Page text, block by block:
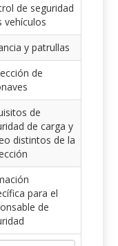
de seguridad
vehículos
y patrullas
de
de
de carga y
distintos de la
para el
de